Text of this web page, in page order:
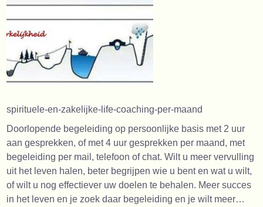
spirituele-en-zakelijke-life-coaching-per-maand
Doorlopende begeleiding op persoonlijke basis met 2 uur
aan gesprekken, of met 4 uur gesprekken per maand, met
begeleiding per mail, telefoon of chat. Wilt u meer vervulling
uit het leven halen, beter begrijpen wie u bent en wat u wilt,
of wilt u nog effectiever uw doelen te behalen. Meer succes
in het leven en je zoek daar begeleiding en je wilt meer…